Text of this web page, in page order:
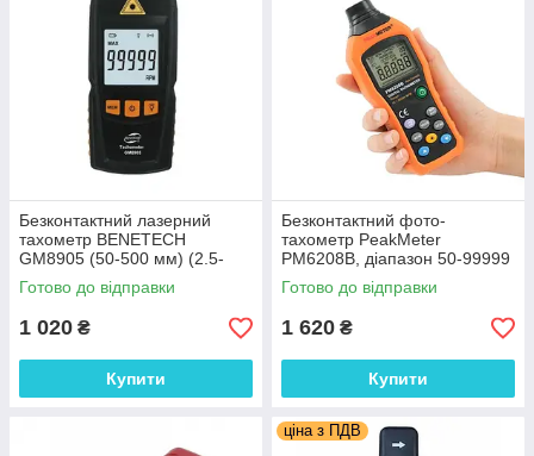
Безконтактний лазерний
тахометр BENETECH
GM8905 (50-500 мм) (2.5-
99999RPM) з
запам'ятовуванням MAX,
Готово до відправки
1 020 ₴
Купити
Безконтактний фото-
тахометр PeakMeter
PM6208B, діапазон 50-99999
RPM, відстань 50 – 250 мм,
пам'ять 100
Готово до відправки
1 620 ₴
Купити
ціна з ПДВ